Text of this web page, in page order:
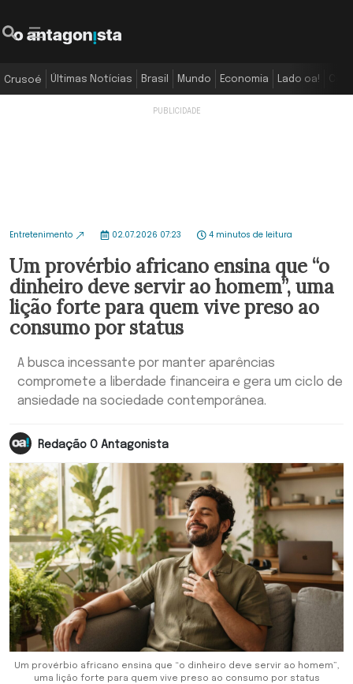
Crusoé Últimas Notícias Brasil Mundo Economia Lado oa!
Entretenimento 02.07.2026 07:23 4 minutos de leitura
Um provérbio africano ensina que “o
dinheiro deve servir ao homem”, uma
lição forte para quem vive preso ao
consumo por status
A busca incessante por manter aparências
compromete a liberdade financeira e gera um ciclo de
ansiedade na sociedade contemporânea.
Redação O Antagonista
Um provérbio africano ensina que “o dinheiro deve servir ao homem”,
uma lição forte para quem vive preso ao consumo por status